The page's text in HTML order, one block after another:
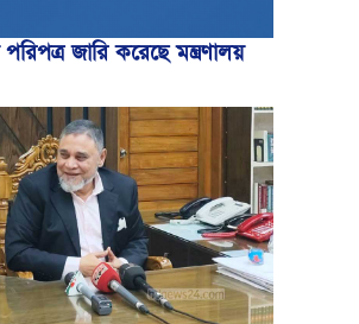
জারি করেছে মন্ত্রণালয়